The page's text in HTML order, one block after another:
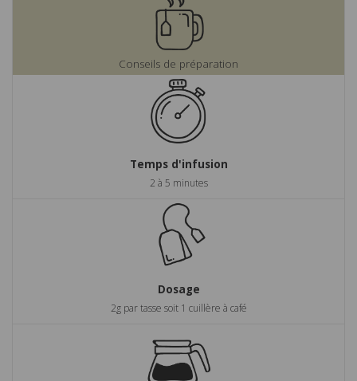
Conseils de préparation
Temps d'infusion
2 à 5 minutes
Dosage
2g par tasse soit 1 cuillère à café